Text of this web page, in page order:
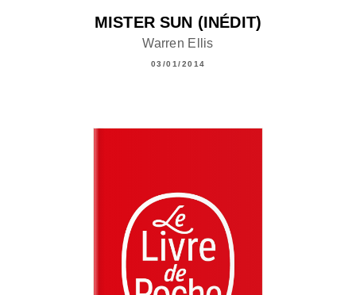
MISTER SUN (INÉDIT)
Warren Ellis
03/01/2014